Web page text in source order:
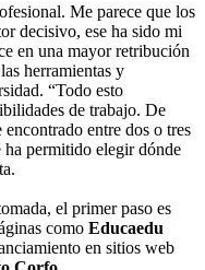
Me parece que los
decisivo, ese ha sido mi
en una mayor retribución
herramientas y
“Todo esto
de trabajo. De
entre dos o tres
permitido elegir dónde
el primer paso es
como Educaedu
en sitios web